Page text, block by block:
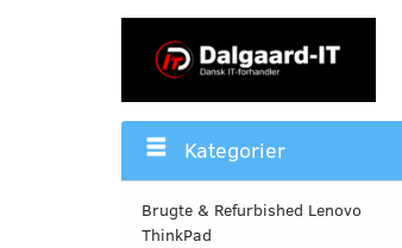
Kategorier
Brugte & Refurbished Lenovo
ThinkPad